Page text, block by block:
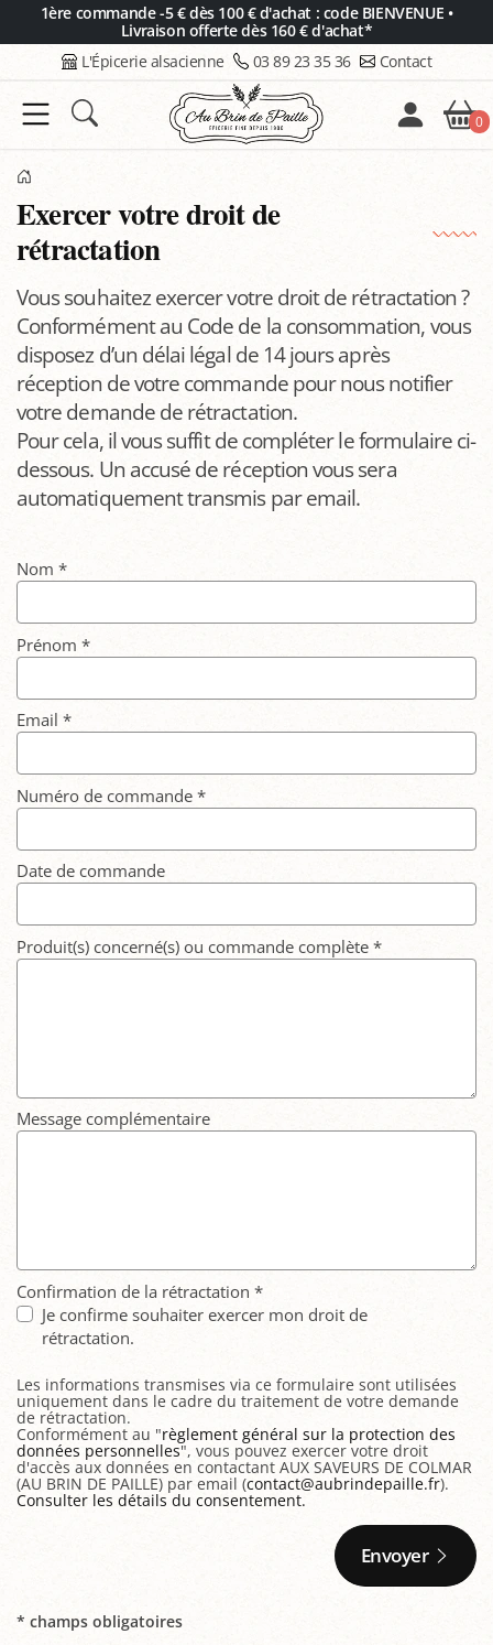
1ère commande -5 € dès 100 € d'achat : code BIENVENUE •
Livraison offerte dès 160 € d'achat*
L'Épicerie alsacienne 03 89 23 35 36 Contact
0
Exercer votre droit de
rétractation
Vous souhaitez exercer votre droit de rétractation ?
Conformément au Code de la consommation, vous
disposez d’un délai légal de 14 jours après
réception de votre commande pour nous notifier
votre demande de rétractation.
Pour cela, il vous suffit de compléter le formulaire ci-
dessous. Un accusé de réception vous sera
automatiquement transmis par email.
Nom *
Prénom *
Email *
Numéro de commande *
Date de commande
Produit(s) concerné(s) ou commande complète *
Message complémentaire
Confirmation de la rétractation *
Je confirme souhaiter exercer mon droit de
rétractation.
Les informations transmises via ce formulaire sont utilisées
uniquement dans le cadre du traitement de votre demande
de rétractation.
Conformément au "règlement général sur la protection des
données personnelles", vous pouvez exercer votre droit
d'accès aux données en contactant AUX SAVEURS DE COLMAR
(AU BRIN DE PAILLE) par email (contact@aubrindepaille.fr).
Consulter les détails du consentement.
Envoyer
* champs obligatoires
Panneau de gestion des cookies